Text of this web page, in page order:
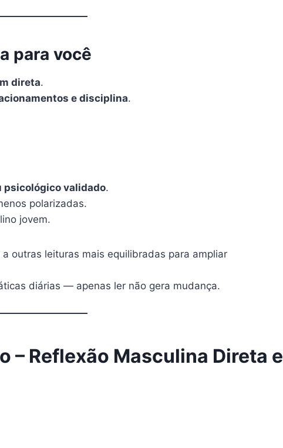
para você
direta.
e disciplina.
psicológico validado.
polarizadas.
jovem.
outras leituras mais equilibradas para ampliar
diárias — apenas ler não gera mudança.
– Reflexão Masculina Direta e